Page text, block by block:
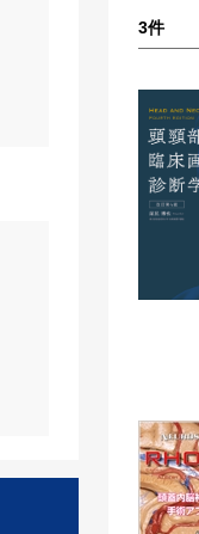
3件